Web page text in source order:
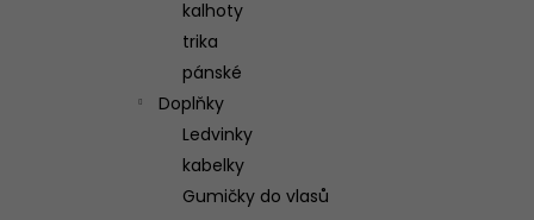
kalhoty
trika
pánské
Doplňky
Ledvinky
kabelky
Gumičky do vlasů